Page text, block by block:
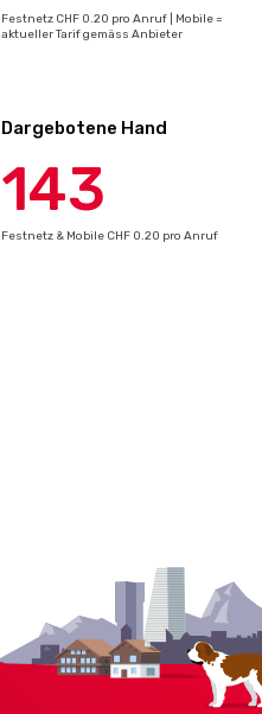
Festnetz CHF 0.20 pro Anruf | Mobile =
aktueller Tarif gemäss Anbieter
Dargebotene Hand
143
Festnetz & Mobile CHF 0.20 pro Anruf